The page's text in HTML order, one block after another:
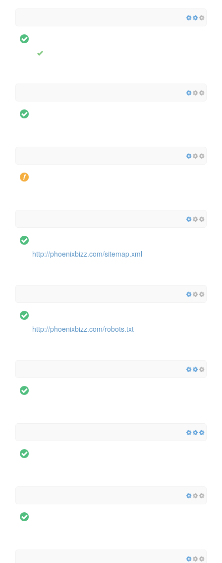
http://phoenixbizz.com/sitemap.xml
http://phoenixbizz.com/robots.txt